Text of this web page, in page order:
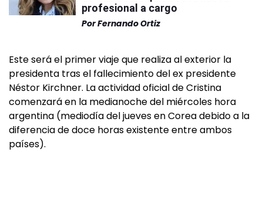
profesional a cargo
PorFernando Ortiz
Este será el primer viaje que realiza al exterior la
presidenta tras el fallecimiento del ex presidente
Néstor Kirchner. La actividad oficial de Cristina
comenzará en la medianoche del miércoles hora
argentina (mediodía del jueves en Corea debido a la
diferencia de doce horas existente entre ambos
países).